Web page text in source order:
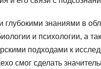
глубокими знаниями в
и психологии, а
подходами к
смог сделать